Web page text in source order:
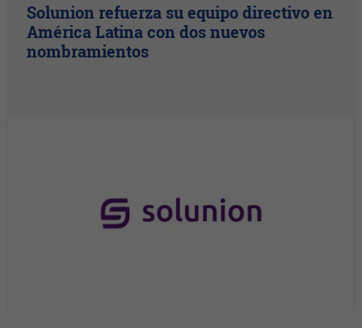
Solunion refuerza su equipo directivo en
América Latina con dos nuevos
nombramientos